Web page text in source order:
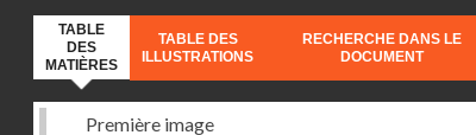
TABLE
DES
MATIÈRES
TABLE DES
ILLUSTRATIONS
RECHERCHE DANS LE
DOCUMENT
Première image